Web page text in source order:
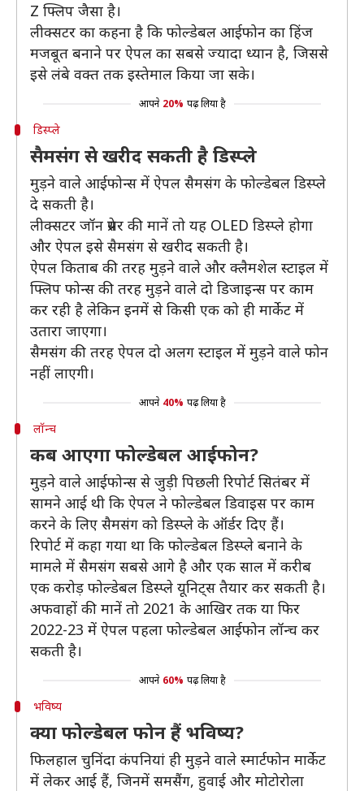
Z फ्लिप जैसा है।
लीक्सटर का कहना है कि फोल्डेबल आईफोन का हिंज
मजबूत बनाने पर ऐपल का सबसे ज्यादा ध्यान है, जिससे
इसे लंबे वक्त तक इस्तेमाल किया जा सके।
आपने 20% पढ़ लिया है
डिस्प्ले
सैमसंग से खरीद सकती है डिस्प्ले
मुड़ने वाले आईफोन्स में ऐपल सैमसंग के फोल्डेबल डिस्प्ले
दे सकती है।
लीक्सटर जॉन प्रेसर की मानें तो यह OLED डिस्प्ले होगा
और ऐपल इसे सैमसंग से खरीद सकती है।
ऐपल किताब की तरह मुड़ने वाले और क्लैमशेल स्टाइल में
फ्लिप फोन्स की तरह मुड़ने वाले दो डिजाइन्स पर काम
कर रही है लेकिन इनमें से किसी एक को ही मार्केट में
उतारा जाएगा।
सैमसंग की तरह ऐपल दो अलग स्टाइल में मुड़ने वाले फोन
नहीं लाएगी।
आपने 40% पढ़ लिया है
लॉन्च
कब आएगा फोल्डेबल आईफोन?
मुड़ने वाले आईफोन्स से जुड़ी पिछली रिपोर्ट सितंबर में
सामने आई थी कि ऐपल ने फोल्डेबल डिवाइस पर काम
करने के लिए सैमसंग को डिस्प्ले के ऑर्डर दिए हैं।
रिपोर्ट में कहा गया था कि फोल्डेबल डिस्प्ले बनाने के
मामले में सैमसंग सबसे आगे है और एक साल में करीब
एक करोड़ फोल्डेबल डिस्प्ले यूनिट्स तैयार कर सकती है।
अफवाहों की मानें तो 2021 के आखिर तक या फिर
2022-23 में ऐपल पहला फोल्डेबल आईफोन लॉन्च कर
सकती है।
आपने 60% पढ़ लिया है
भविष्य
क्या फोल्डेबल फोन हैं भविष्य?
फिलहाल चुनिंदा कंपनियां ही मुड़ने वाले स्मार्टफोन मार्केट
में लेकर आई हैं, जिनमें समसैंग, हुवाई और मोटोरोला